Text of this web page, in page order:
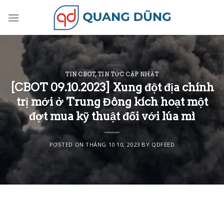
TIN CBOT,TIN TỨC CẬP NHẬT
[CBOT 09.10.2023] Xung đột địa chính
trị mới ở Trung Đông kích hoạt một
đợt mua kỹ thuật đối với lúa mì
POSTED ONTHÁNG 10 10, 2023 BY QDFEED